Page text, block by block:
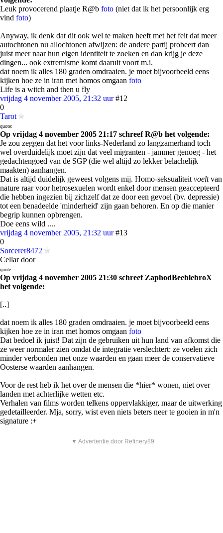
Leuk provocerend plaatje R@b foto (niet dat ik het persoonlijk erg
vind foto)
Anyway, ik denk dat dit ook wel te maken heeft met het feit dat meer
autochtonen nu allochtonen afwijzen: de andere partij probeert dan
juist meer naar hun eigen identiteit te zoeken en dan krijg je deze
dingen... ook extremisme komt daaruit voort m.i.
dat noem ik alles 180 graden omdraaien. je moet bijvoorbeeld eens
kijken hoe ze in iran met homos omgaan foto
Life is a witch and then u fly
vrijdag 4 november 2005, 21:32 uur #12
0
Tarot
quote:
Op vrijdag 4 november 2005 21:17 schreef R@b het volgende:
Je zou zeggen dat het voor links-Nederland zo langzamerhand toch
wel overduidelijk moet zijn dat veel migranten - jammer genoeg - het
gedachtengoed van de SGP (die wel altijd zo lekker belachelijk
maakten) aanhangen.
Dat is altijd duidelijk geweest volgens mij. Homo-seksualiteit voeltvan
nature raar voor hetrosexuelen wordt enkel door mensen geaccepteerd
die hebben ingezien bij zichzelf dat ze door een gevoel (bv. depressie)
tot een benadeelde 'minderheid' zijn gaan behoren. En op die manier
begrip kunnen opbrengen.
Doe eens wild ....
vrijdag 4 november 2005, 21:32 uur #13
0
Sorcerer8472
Cellar door
quote:
Op vrijdag 4 november 2005 21:30 schreef ZaphodBeeblebroX
het volgende:
[..]
dat noem ik alles 180 graden omdraaien. je moet bijvoorbeeld eens
kijken hoe ze in iran met homos omgaan foto
Dat bedoel ik juist! Dat zijn de gebruiken uit hun land van afkomst die
ze weer normaler zien omdat de integratie verslechtert: ze voelen zich
minder verbonden met onze waarden en gaan meer de conservatieve
Oosterse waarden aanhangen.
Voor de rest heb ik het over de mensen die *hier* wonen, niet over
landen met achterlijke wetten etc.
Verhalen van films worden telkens oppervlakkiger, maar de uitwerking
gedetailleerder. Mja, sorry, wist even niets beters neer te gooien in m'n
signature :+
▼ Advertentie door Refinery89